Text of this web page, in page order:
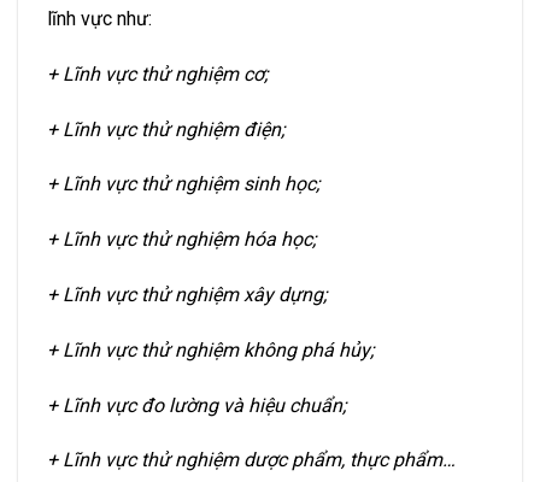
lĩnh vực như:
+ Lĩnh vực thử nghiệm cơ;
+ Lĩnh vực thử nghiệm điện;
+ Lĩnh vực thử nghiệm sinh học;
+ Lĩnh vực thử nghiệm hóa học;
+ Lĩnh vực thử nghiệm xây dựng;
+ Lĩnh vực thử nghiệm không phá hủy;
+ Lĩnh vực đo lường và hiệu chuẩn;
+ Lĩnh vực thử nghiệm dược phẩm, thực phẩm…